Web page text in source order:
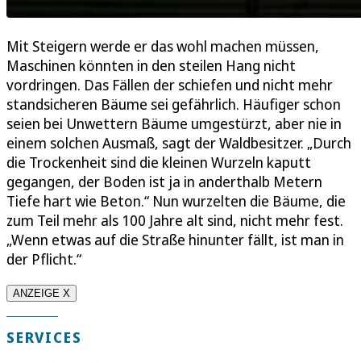
Mit Steigern werde er das wohl machen müssen,
Maschinen könnten in den steilen Hang nicht
vordringen. Das Fällen der schiefen und nicht mehr
standsicheren Bäume sei gefährlich. Häufiger schon
seien bei Unwettern Bäume umgestürzt, aber nie in
einem solchen Ausmaß, sagt der Waldbesitzer. „Durch
die Trockenheit sind die kleinen Wurzeln kaputt
gegangen, der Boden ist ja in anderthalb Metern
Tiefe hart wie Beton.“ Nun wurzelten die Bäume, die
zum Teil mehr als 100 Jahre alt sind, nicht mehr fest.
„Wenn etwas auf die Straße hinunter fällt, ist man in
der Pflicht.“
ANZEIGE X
SERVICES